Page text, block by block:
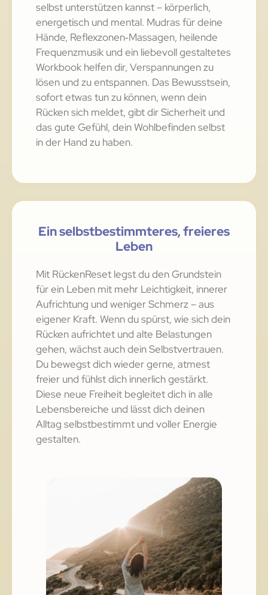
selbst unterstützen kannst – körperlich,
energetisch und mental. Mudras für deine
Hände, Reflexzonen‑Massagen, heilende
Frequenzmusik und ein liebevoll gestaltetes
Workbook helfen dir, Verspannungen zu
lösen und zu entspannen. Das Bewusstsein,
sofort etwas tun zu können, wenn dein
Rücken sich meldet, gibt dir Sicherheit und
das gute Gefühl, dein Wohlbefinden selbst
in der Hand zu haben.
Ein selbstbestimmteres, freieres
Leben
Mit RückenReset legst du den Grundstein
für ein Leben mit mehr Leichtigkeit, innerer
Aufrichtung und weniger Schmerz – aus
eigener Kraft. Wenn du spürst, wie sich dein
Rücken aufrichtet und alte Belastungen
gehen, wächst auch dein Selbstvertrauen.
Du bewegst dich wieder gerne, atmest
freier und fühlst dich innerlich gestärkt.
Diese neue Freiheit begleitet dich in alle
Lebensbereiche und lässt dich deinen
Alltag selbstbestimmt und voller Energie
gestalten.